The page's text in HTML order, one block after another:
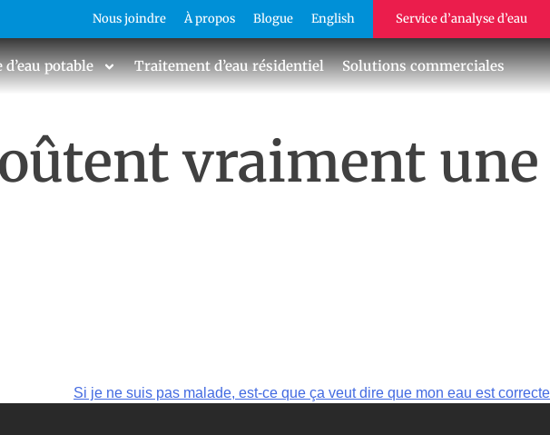
Nous joindre À propos Blogue English Service d’analyse d’eau
potable Traitement d’eau résidentiel Solutions commerciales
vraiment une
Si je ne suis pas malade, est-ce que ça veut dire que mon eau est correcte